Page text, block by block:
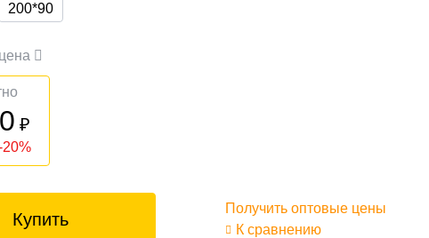
200*90
₽
20%
Купить
Получить оптовые цены
К сравнению